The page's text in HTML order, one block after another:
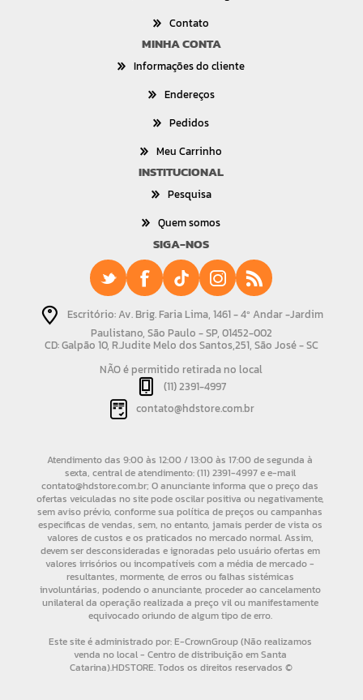
Contato
MINHA CONTA
Informações do cliente
Endereços
Pedidos
Meu Carrinho
INSTITUCIONAL
Pesquisa
Quem somos
SIGA-NOS
Escritório: Av. Brig. Faria Lima, 1461 - 4º Andar -Jardim
Paulistano, São Paulo - SP, 01452-002
CD: Galpão 10, R.Judite Melo dos Santos,251, São José - SC
NÃO é permitido retirada no local
(11) 2391-4997
contato@hdstore.com.br